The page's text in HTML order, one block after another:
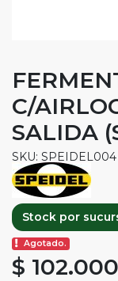
C/
SALIDA
SKU: SPEIDEL004
Stock por
Agotado.
$ 102.000